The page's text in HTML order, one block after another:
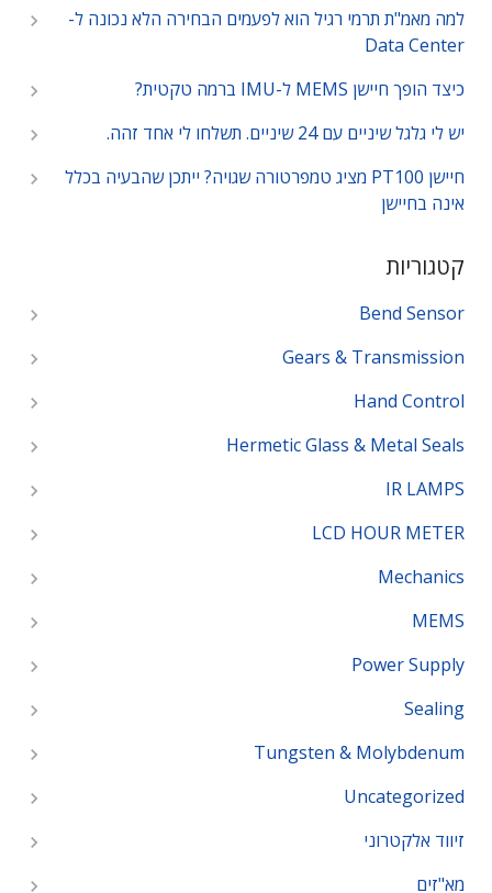
למה מאמ"ת תרמי רגיל הוא לפעמים הבחירה הלא נכונה ל-
Data Center
כיצד הופך חיישן MEMS ל-IMU ברמה טקטית?
יש לי גלגל שיניים עם 24 שיניים. תשלחו לי אחד זהה.
חיישן PT100 מציג טמפרטורה שגויה? ייתכן שהבעיה בכלל
אינה בחיישן
קטגוריות
Bend Sensor
Gears & Transmission
Hand Control
Hermetic Glass & Metal Seals
IR LAMPS
LCD HOUR METER
Mechanics
MEMS
Power Supply
Sealing
Tungsten & Molybdenum
Uncategorized
זיווד אלקטרוני
מא"זים